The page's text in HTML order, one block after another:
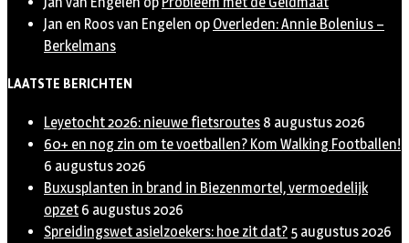
Jan en Roos van Engelen op Overleden: Annie Bolenius –
Berkelmans
LAATSTE BERICHTEN
Leyetocht 2026: nieuwe fietsroutes 8 augustus 2026
60+ en nog zin om te voetballen? Kom Walking Footballen!
6 augustus 2026
Buxusplanten in brand in Biezenmortel, vermoedelijk
opzet 6 augustus 2026
Spreidingswet asielzoekers: hoe zit dat? 5 augustus 2026